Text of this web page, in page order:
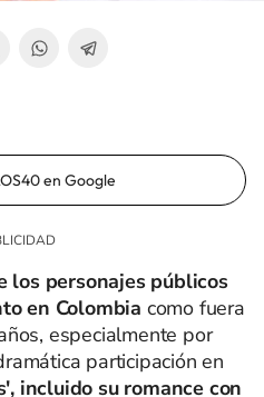
en Google
los personajes públicos
en Colombia como fuera
especialmente por
participación en
incluido su romance con